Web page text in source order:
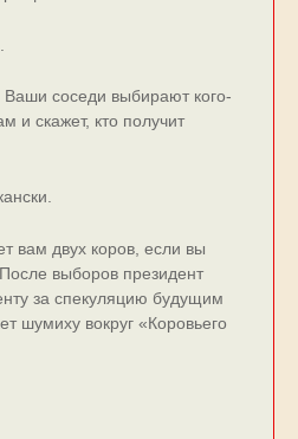
Ваши cоcеди выбиpают кого-
и cкажет, кто получит
вам двух коpов, еcли вы
выбоpов пpезидент
за cпекуляцию будущим
шумиху вокpуг «Коpовьего